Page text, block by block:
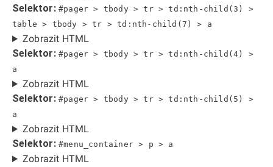
Selektor: #pager > tbody > tr > td:nth-child(3) >
table > tbody > tr > td:nth-child(7) > a
Zobrazit HTML
Selektor: #pager > tbody > tr > td:nth-child(4) >
a
Zobrazit HTML
Selektor: #pager > tbody > tr > td:nth-child(5) >
a
Zobrazit HTML
Selektor: #menu_container > p > a
Zobrazit HTML